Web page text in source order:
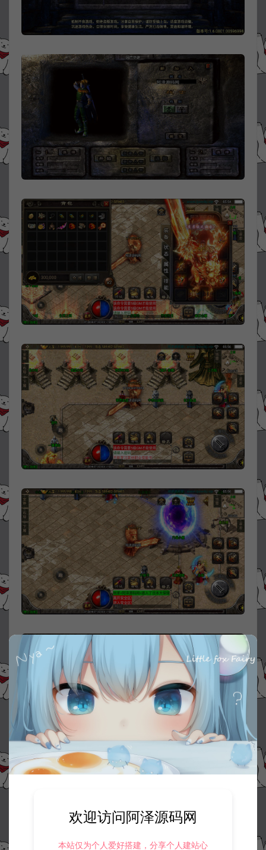
欢迎访问阿泽源码网
本站仅为个人爱好搭建，分享个人建站心